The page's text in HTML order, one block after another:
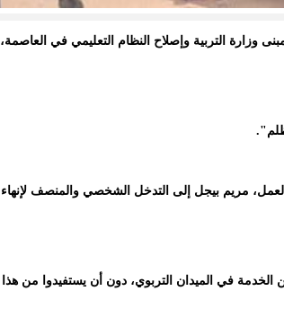
وزارة التربية وإصلاح النظام التعليمي في العاصمة،
مريم بيجل إلى التدخل الشخصي والمنصف لإنهاء
في الميدان التربوي، دون أن يستفيدوا من هذا